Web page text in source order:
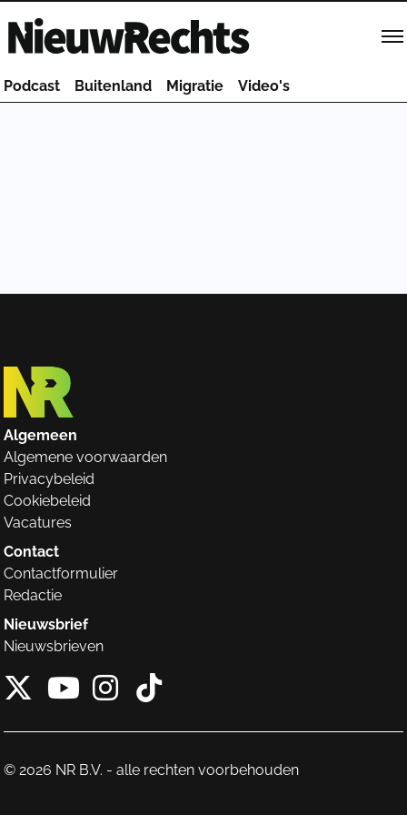
Homepage van NieuwRechts
Podcast Buitenland Migratie Video's
Algemeen
Algemene voorwaarden
Privacybeleid
Cookiebeleid
Vacatures
Contact
Contactformulier
Redactie
Nieuwsbrief
Nieuwsbrieven
X van NieuwRechts
Instagram van
Tiktok van
© 2026 NR B.V. - alle rechten voorbehouden